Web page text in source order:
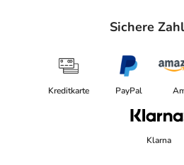
Sichere
Kreditkarte PayPal
Klarna